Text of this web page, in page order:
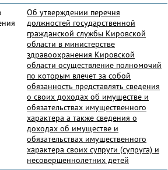
Об утверждении перечня
должностей государственной
гражданской службы Кировской
области в министерстве
здравоохранения Кировской
области осуществление полномочий
по которым влечет за собой
обязанность представлять сведения
о своих доходах об имуществе и
обязательствах имущественного
характера а также сведения о
доходах об имуществе и
обязательствах имущественного
характера своих супруги (супруга) и
несовершеннолетних детей